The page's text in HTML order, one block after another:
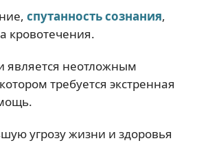
спутанность сознания,
кровотечения.
является неотложным
требуется экстренная
угрозу жизни и здоровья